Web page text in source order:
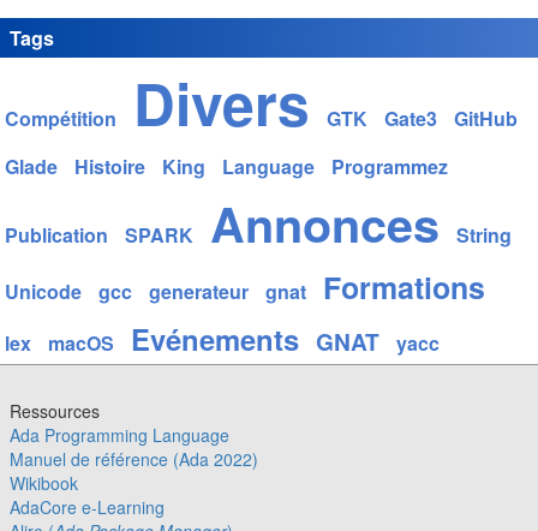
Tags
Compétition Divers GTK Gate3
GitHub
Glade
Histoire King Language Programmez
Publication SPARK Annonces String
Unicode gcc generateur gnat Formations
lex macOS Evénements GNAT yacc
Ressources
Ada Programming Language
Manuel de référence (Ada 2022)
Wikibook
AdaCore e-Learning